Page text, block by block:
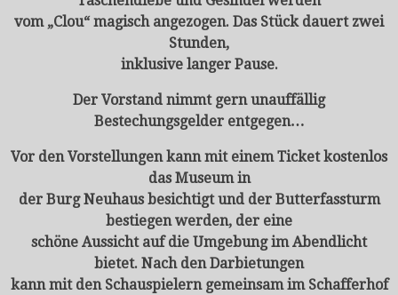
vom „Clou“ magisch angezogen. Das Stück dauert zwei
Stunden,
inklusive langer Pause.
Der Vorstand nimmt gern unauffällig
Bestechungsgelder entgegen…
Vor den Vorstellungen kann mit einem Ticket kostenlos
das Museum in
der Burg Neuhaus besichtigt und der Butterfassturm
bestiegen werden, der eine
schöne Aussicht auf die Umgebung im Abendlicht
bietet. Nach den Darbietungen
kann mit den Schauspielern gemeinsam im Schafferhof